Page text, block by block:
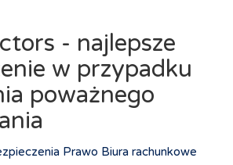
- najlepsze
w przypadku
poważnego
Prawo Biura rachunkowe